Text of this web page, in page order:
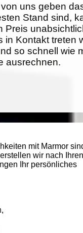
uns geben
Stand sind,
Preis
in Kontakt treten
so schnell wie
ausrechnen.
mit Marmor
wir nach Ihren
Ihr persönliches
,